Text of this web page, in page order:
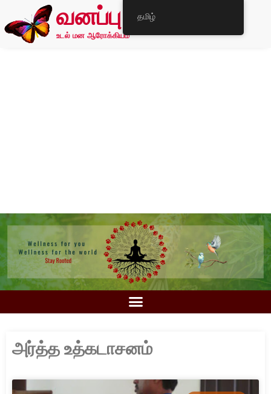
வனப்பு
உடல் மன ஆரோக்கியம்
அர்த்த உத்கடாசனம்
தமிழ்